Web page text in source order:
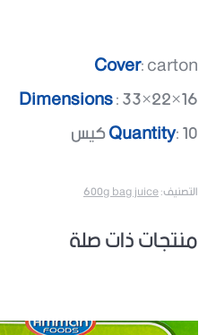
Cover: carton
Dimensions: 33×22×16
Quantity: 10 كيس
التصنيف:600g bag juice
منتجات ذات صلة